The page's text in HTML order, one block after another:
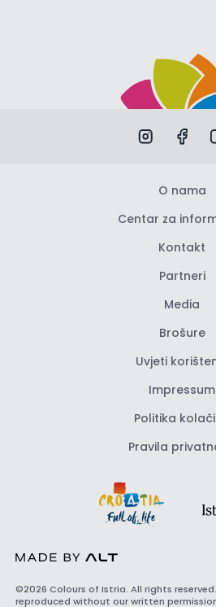
O nama
Centar za
Kontakt
Partneri
Media
Brošure
Uvjeti
Impressum
Politika
Pravila
©2026 Colours of Istria. All rights
reproduced without our written